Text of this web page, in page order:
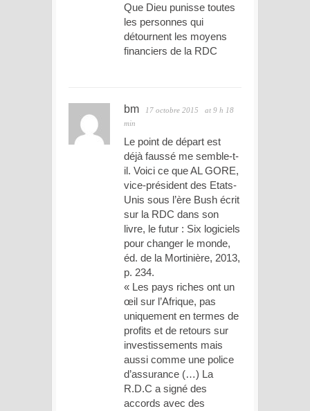
Que Dieu punisse toutes
les personnes qui
détournent les moyens
financiers de la RDC
bm 17 octobre 2015
at 9 h 18
min
Le point de départ est
déjà faussé me semble-t-
il. Voici ce que AL GORE,
vice-président des Etats-
Unis sous l’ère Bush écrit
sur la RDC dans son
livre, le futur : Six logiciels
pour changer le monde,
éd. de la Mortinière, 2013,
p. 234.
« Les pays riches ont un
œil sur l’Afrique, pas
uniquement en termes de
profits et de retours sur
investissements mais
aussi comme une police
d’assurance (…) La
R.D.C a signé des
accords avec des